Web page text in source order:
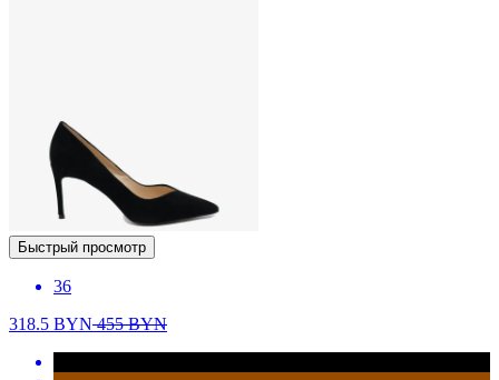
Быстрый просмотр
36
318.5 BYN455BYN